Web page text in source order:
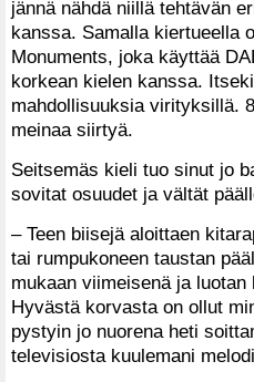
jännä nähdä niillä tehtävän
kanssa. Samalla kiertueella
Monuments, joka käyttää
korkean kielen kanssa.
mahdollisuuksia virityksillä.
meinaa siirtyä.
Seitsemäs kieli tuo sinut jo
sovitat osuudet ja vältät
– Teen biisejä aloittaen
tai rumpukoneen taustan
mukaan viimeisenä ja
Hyvästä korvasta on ollut
pystyin jo nuorena heti
televisiosta kuulemani